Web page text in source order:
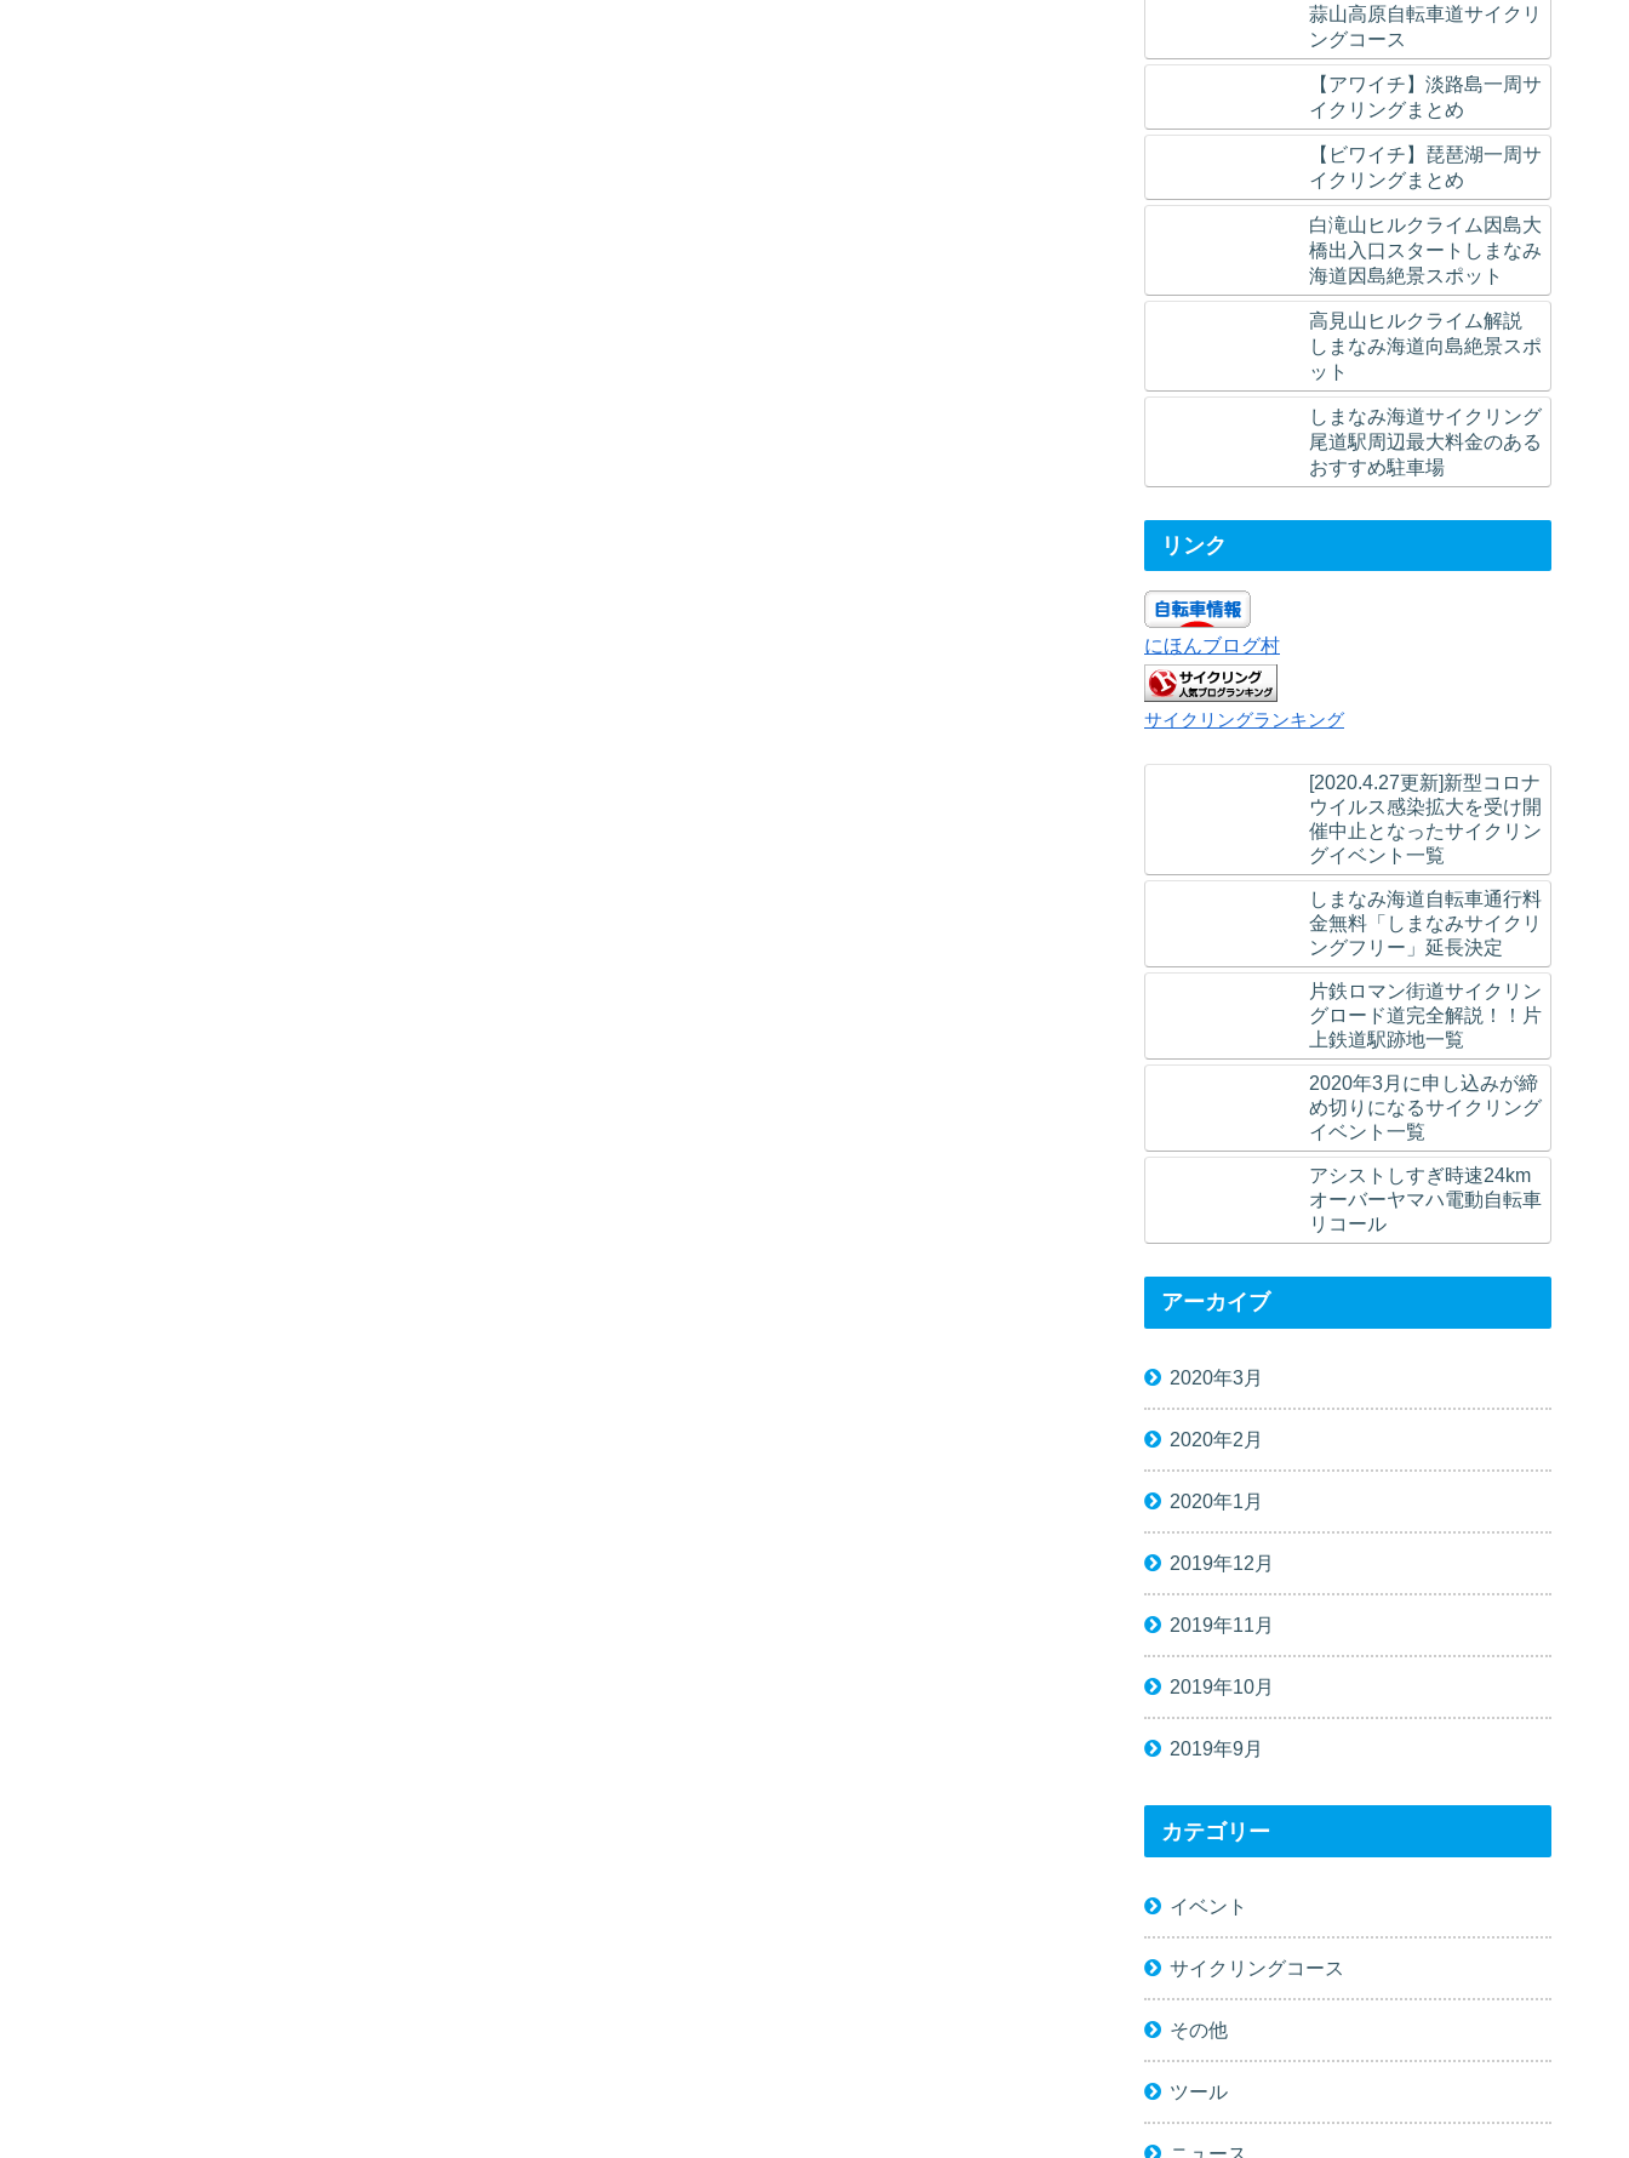
蒜山高原自転車道サイクリ
ングコース
【アワイチ】淡路島一周サ
イクリングまとめ
【ビワイチ】琵琶湖一周サ
イクリングまとめ
白滝山ヒルクライム因島大
橋出入口スタートしまなみ
海道因島絶景スポット
高見山ヒルクライム解説
しまなみ海道向島絶景スポ
ット
しまなみ海道サイクリング
尾道駅周辺最大料金のある
おすすめ駐車場
リンク
にほんブログ村
サイクリングランキング
[2020.4.27更新]新型コロナ
ウイルス感染拡大を受け開
催中止となったサイクリン
グイベント一覧
しまなみ海道自転車通行料
金無料「しまなみサイクリ
ングフリー」延長決定
片鉄ロマン街道サイクリン
グロード道完全解説！！片
上鉄道駅跡地一覧
2020年3月に申し込みが締
め切りになるサイクリング
イベント一覧
アシストしすぎ時速24km
オーバーヤマハ電動自転車
リコール
アーカイブ
2020年3月
2020年2月
2020年1月
2019年12月
2019年11月
2019年10月
2019年9月
カテゴリー
イベント
サイクリングコース
その他
ツール
ニュース